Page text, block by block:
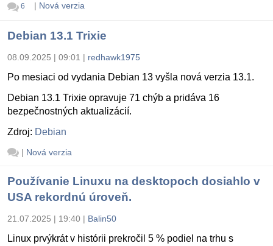
6 | Nová verzia
Debian 13.1 Trixie
08.09.2025 | 09:01 | redhawk1975
Po mesiaci od vydania Debian 13 vyšla nová verzia 13.1.
Debian 13.1 Trixie opravuje 71 chýb a pridáva 16
bezpečnostných aktualizácií.
Zdroj: Debian
| Nová verzia
Používanie Linuxu na desktopoch dosiahlo v
USA rekordnú úroveň.
21.07.2025 | 19:40 | Balin50
Linux prvýkrát v histórii prekročil 5 % podiel na trhu s